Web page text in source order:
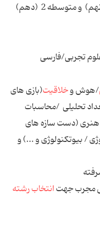
متوسطه ۱ (پایه‌های هفتم / هشتم / نهم) و متوسطه 2 (دهم)
تجربی/فارسی
/هوش وخلاقیت(بازی های
تحلیلی /محاسبات
(دست سازه های
/ بیوتکنولوژی و ...) و
مجرب جهتانتخاب رشته